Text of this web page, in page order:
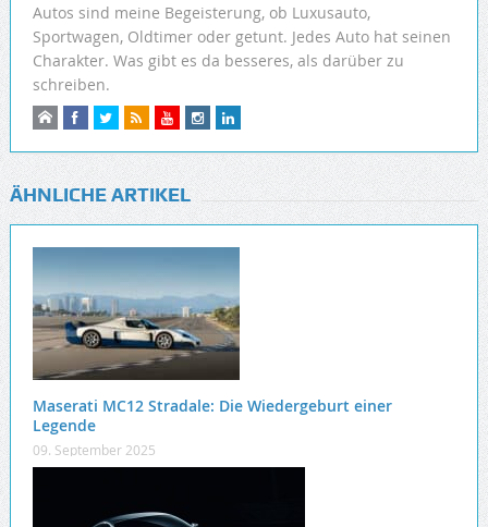
Autos sind meine Begeisterung, ob Luxusauto,
Sportwagen, Oldtimer oder getunt. Jedes Auto hat seinen
Charakter. Was gibt es da besseres, als darüber zu
schreiben.
ÄHNLICHE ARTIKEL
Maserati MC12 Stradale: Die Wiedergeburt einer
Legende
09. September 2025